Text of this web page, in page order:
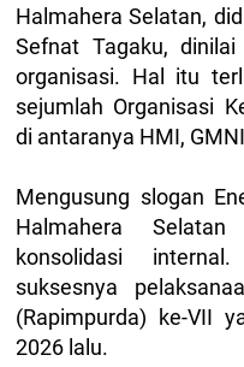
Halmahera Selatan,
Sefnat Tagaku, dinilai
organisasi. Hal itu
sejumlah Organisasi
di antaranya HMI,
Mengusung slogan
Halmahera
konsolidasi
suksesnya
(Rapimpurda) ke-VII
2026 lalu.